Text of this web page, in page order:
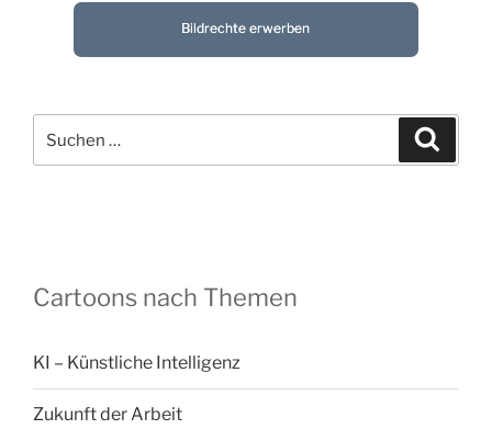
Bildrechte erwerben
nach:
Cartoons nach Themen
KI – Künstliche Intelligenz
Zukunft der Arbeit